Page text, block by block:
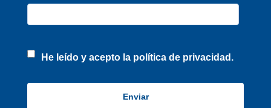
He leído y acepto la política de privacidad.